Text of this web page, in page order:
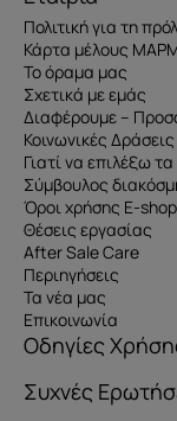
Πολιτική για τη
Κάρτα μέλους
Το όραμα μας
Σχετικά με εμάς
Διαφέρουμε –
Κοινωνικές Δράσεις
Γιατί να επιλέξω
Σύμβουλος
Όροι χρήσης E-shop
Θέσεις εργασίας
After Sale Care
Περιηγήσεις
Τα νέα μας
Επικοινωνία
Οδηγίες
Συχνές